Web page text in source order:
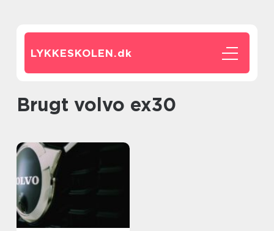
LYKKESKOLEN.dk
brugt volvo ex30